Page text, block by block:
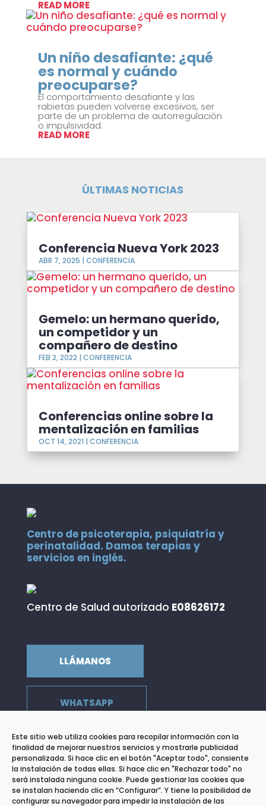
Este sitio web utiliza cookies para recopilar información con la
finalidad de mejorar nuestros servicios y mostrarle publicidad
personalizada. Si hace clic en el botón "Aceptar todo", consiente
la instalación de todas ellas. Si hace clic en "Rechazar todo" no
será instalada ninguna cookie. Puede gestionar las cookies que
se instalan haciendo clic en “Configurar”. Y tiene la posibilidad de
configurar su navegador para impedir la instalación de las
READ MORE
Un niño desafiante: ¿qué
es normal y cuándo
preocuparse?
El comportamiento desafiante y las
rabietas pueden volverse excesivos, ser
parte de un problema de autorregulación
o impulsividad.
READ MORE
ÚLTIMAS NOTICIAS
Conferencia Nueva York 2023
ABR 7, 2025 | CONFERENCIA
Gemelo: un hermano querido,
un competidor y un
compañero de destino
FEB 2, 2022 | CONFERENCIA
Conferencias online sobre la
mentalización en familias
OCT 14, 2021 | CONFERENCIA
Centro de psicoterapia, psiquiatría y
perinatalidad. Damos terapias y
servicios en inglés.
Centro de Salud autorizado E08626172
LLÁMANOS
WHATSAPP
DIRECCIÓN
c/ de Llançà, 39 Entresuelo 3
08015 Barcelona